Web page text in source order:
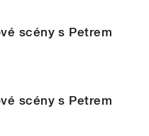
scény s Petrem
scény s Petrem